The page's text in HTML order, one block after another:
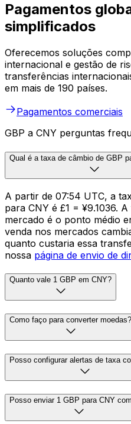
Pagamentos
simplificados
Oferecemos soluções
internacional e gestão de
transferências
em mais de 190 países.
Pagamentos comerciais
GBP a CNY perguntas
Qual é a taxa de câmbio de GBP
A partir de 07:54 UTC, a
para CNY é £1 = ¥9.1036.
mercado é o ponto médio
venda nos mercados
quanto custaria essa
nossa página de envio de
Quanto vale 1 GBP em CNY?
Como faço para converter moedas?
Posso configurar alertas de taxa
Posso enviar 1 GBP para CNY